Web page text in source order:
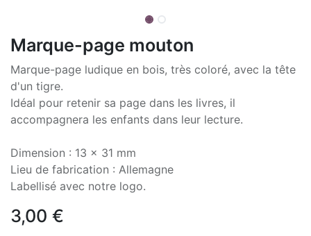
Marque-page mouton
Marque-page ludique en bois, très coloré, avec la tête
d'un tigre.
Idéal pour retenir sa page dans les livres, il
accompagnera les enfants dans leur lecture.
Dimension : 13 x 31 mm
Lieu de fabrication : Allemagne
Labellisé avec notre logo.
3,00 €